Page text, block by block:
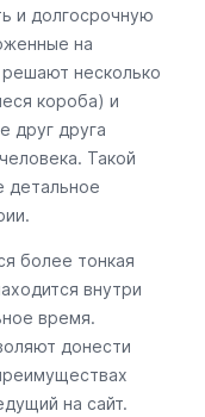
и долгосрочную
на
несколько
короба) и
друг друга
Такой
детальное
более тонкая
внутри
время.
донести
на сайт.